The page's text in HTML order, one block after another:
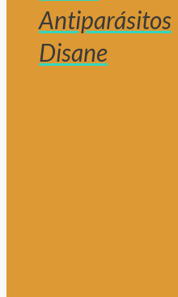
Antiparásitos
Disane